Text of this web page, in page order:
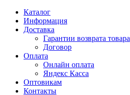
Каталог
Информация
Доставка
Гарантии возврата товара
Договор
Оплата
Онлайн оплата
Яндекс Касса
Оптовикам
Контакты